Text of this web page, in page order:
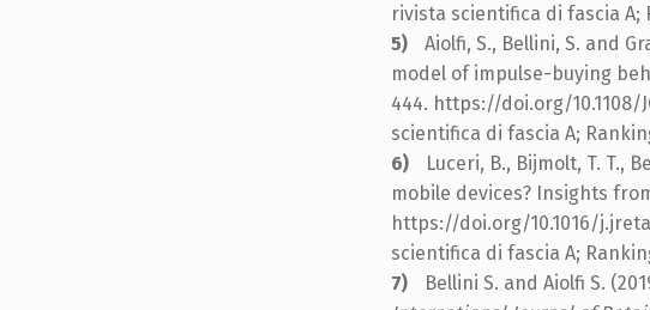
rivista scientifica di fascia A;
Aiolfi, S., Bellini, S. and
model of impulse-buying
444. https://doi.org/10.1108/
scientifica di fascia A; Ranking
Luceri, B., Bijmolt, T. T.,
mobile devices? Insights
https://doi.org/10.1016/
scientifica di fascia A; Ranking
Bellini S. and Aiolfi S.